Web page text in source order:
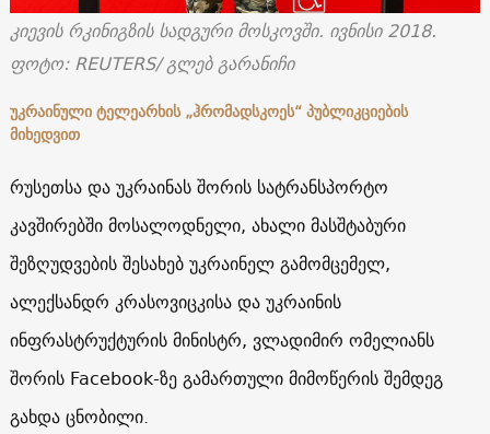
კიევის რკინიგზის სადგური მოსკოვში. ივნისი2018.
ფოტო: REUTERS/გლებ გარანიჩი
უკრაინული ტელეარხის „ჰრომადსკოეს“ პუბლიკციების
მიხედვით
რუსეთსა და უკრაინას შორის სატრანსპორტო
კავშირებში მოსალოდნელი, ახალი მასშტაბური
შეზღუდვების შესახებ უკრაინელ გამომცემელ,
ალექსანდრ კრასოვიცკისა და უკრაინის
ინფრასტრუქტურის მინისტრ, ვლადიმირ ომელიანს
შორის Facebook-ზე გამართული მიმოწერის შემდეგ
გახდა ცნობილი.